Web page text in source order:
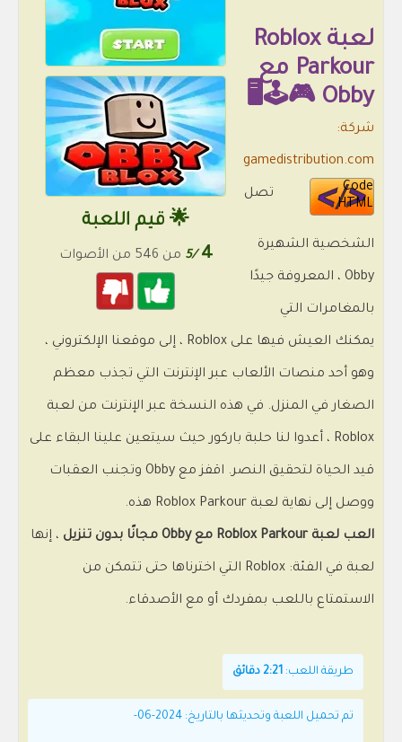
🌟 قيم اللعبة
4
/5 من 546 من الأصوات
لعبة Roblox
Parkour مع
Obby 🎮🕹️🖥️
شركة:
gamedistribution.com
Code
HTML
تصل
الشخصية الشهيرة
Obby ، المعروفة جيدًا
بالمغامرات التي
يمكنك العيش فيها على Roblox ، إلى موقعنا الإلكتروني ،
وهو أحد منصات الألعاب عبر الإنترنت التي تجذب معظم
الصغار في المنزل. في هذه النسخة عبر الإنترنت من لعبة
Roblox ، أعدوا لنا حلبة باركور حيث سيتعين علينا البقاء على
قيد الحياة لتحقيق النصر. اقفز مع Obby وتجنب العقبات
ووصل إلى نهاية لعبة Roblox Parkour هذه.
العب لعبة Roblox Parkour مع Obby مجانًا بدون تنزيل ، إنها
لعبة في الفئة: Roblox التي اخترناها حتى تتمكن من
الاستمتاع باللعب بمفردك أو مع الأصدقاء.
طريقة اللعب: 2:21 دقائق
تم تحميل اللعبة وتحديثها بالتاريخ: 2024-06-